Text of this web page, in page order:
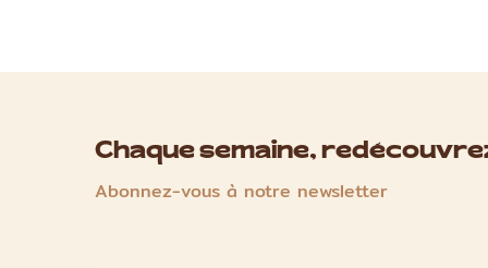
Chaque semaine,
Abonnez-vous à notre newsletter